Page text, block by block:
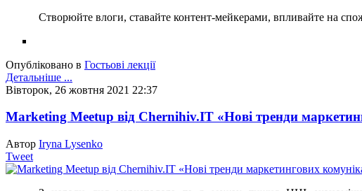
Створюйте влоги, ставайте контент-мейкерами, впливайте на
Опубліковано в Гостьові лекції
Детальніше ...
Вівторок, 26 жовтня 2021 22:37
Marketing Meetup від Chernihiv.IT «Нові тренди
Автор Iryna Lysenko
Tweet